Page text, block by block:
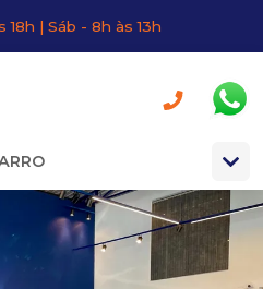
18h | Sáb - 8h às 13h